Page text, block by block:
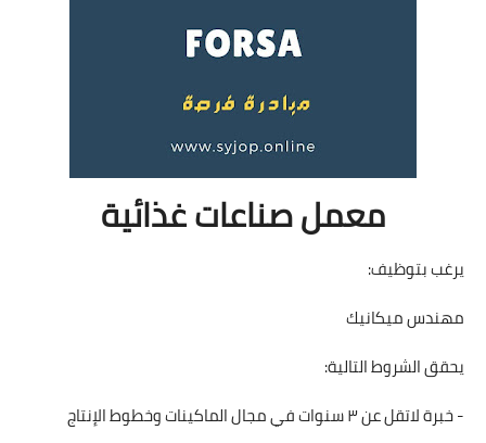
معمل صناعات غذائية
يرغب بتوظيف:
مهندس ميكانيك
يحقق الشروط التالية:
- خبرة لاتقل عن ٣ سنوات في مجال الماكينات وخطوط الإنتاج